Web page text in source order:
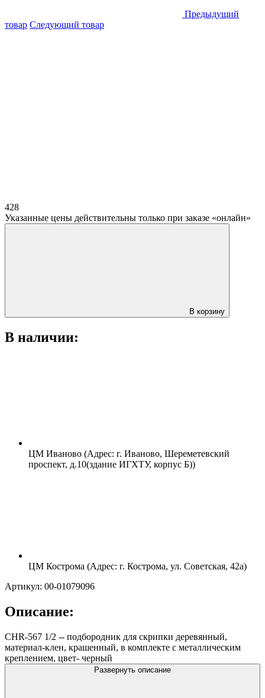
Предыдущий
товар Следующий товар
428
Указанные цены действительны только при заказе «онлайн»
В корзину
В наличии:
ЦМ Иваново (Адрес: г. Иваново, Шереметевский
проспект, д.10(здание ИГХТУ, корпус Б))
ЦМ Кострома (Адрес: г. Кострома, ул. Советская, 42а)
Артикул: 00-01079096
Описание:
CHR-567 1/2 -- подбородник для скрипки деревянный,
материал-клен, крашенный, в комплекте с металлическим
креплением, цвет- черный
Развернуть описание